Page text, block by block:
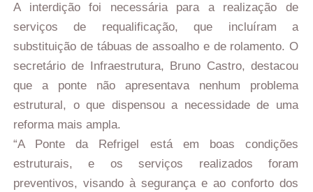
A interdição foi necessária para a realização de
serviços de requalificação, que incluíram a
substituição de tábuas de assoalho e de rolamento. O
secretário de Infraestrutura, Bruno Castro, destacou
que a ponte não apresentava nenhum problema
estrutural, o que dispensou a necessidade de uma
reforma mais ampla.
“A Ponte da Refrigel está em boas condições
estruturais, e os serviços realizados foram
preventivos, visando à segurança e ao conforto dos